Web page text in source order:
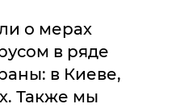
о мерах
в ряде
в Киеве,
Также мы